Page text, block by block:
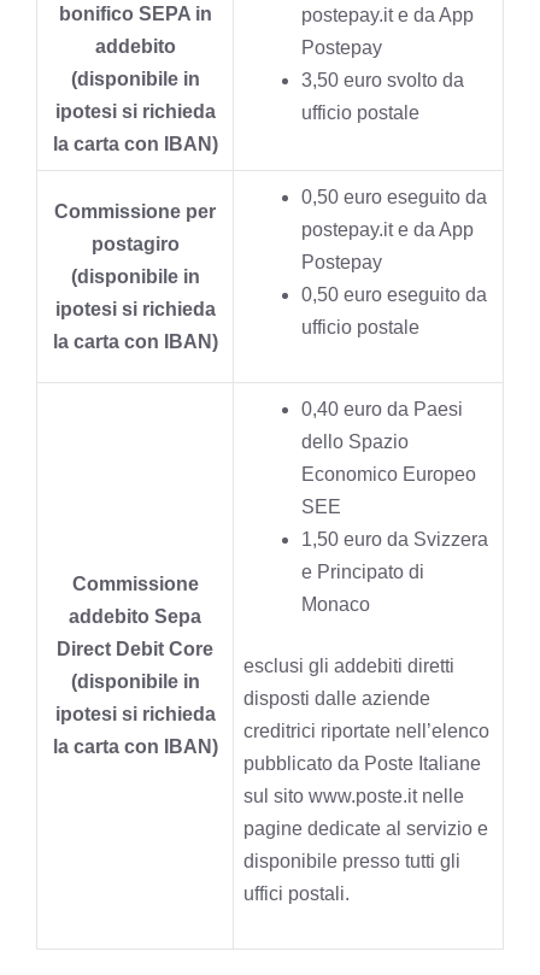
bonifico SEPA in
addebito
(disponibile in
ipotesi si richieda
la carta con IBAN)
postepay.it e da App
Postepay
3,50 euro svolto da
ufficio postale
Commissione per
postagiro
(disponibile in
ipotesi si richieda
la carta con IBAN)
0,50 euro eseguito da
postepay.it e da App
Postepay
0,50 euro eseguito da
ufficio postale
Commissione
addebito Sepa
Direct Debit Core
(disponibile in
ipotesi si richieda
la carta con IBAN)
0,40 euro da Paesi
dello Spazio
Economico Europeo
SEE
1,50 euro da Svizzera
e Principato di
Monaco
esclusi gli addebiti diretti
disposti dalle aziende
creditrici riportate nell’elenco
pubblicato da Poste Italiane
sul sito www.poste.it nelle
pagine dedicate al servizio e
disponibile presso tutti gli
uffici postali.